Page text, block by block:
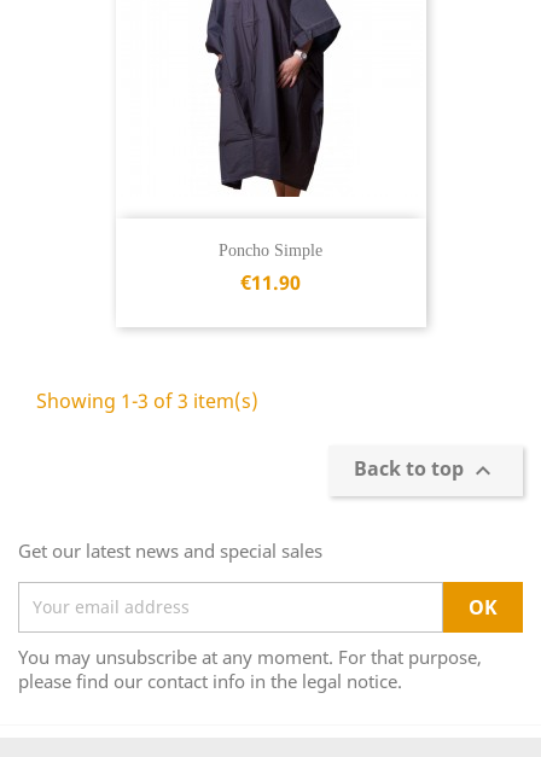
Poncho Simple
€11.90
Showing 1-3 of 3 item(s)
Back to top 
Get our latest news and special sales
You may unsubscribe at any moment. For that purpose,
please find our contact info in the legal notice.